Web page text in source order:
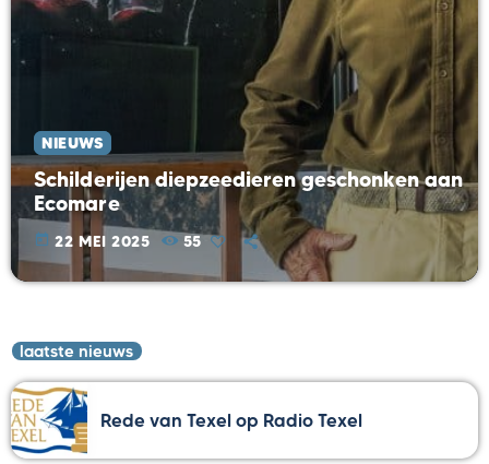
NIEUWS
Schilderijen diepzeedieren geschonken aan
Ecomare
today 22 MEI 2025 55
laatste nieuws
Rede van Texel op Radio Texel